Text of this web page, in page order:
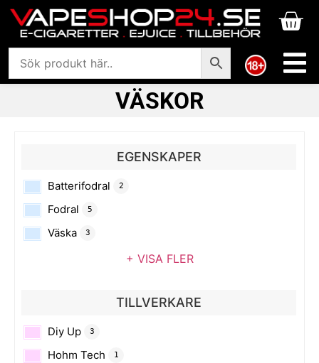
VÄSKOR
EGENSKAPER
Batterifodral 2
Fodral 5
Väska 3
+ VISA FLER
TILLVERKARE
Diy Up 3
Hohm Tech 1